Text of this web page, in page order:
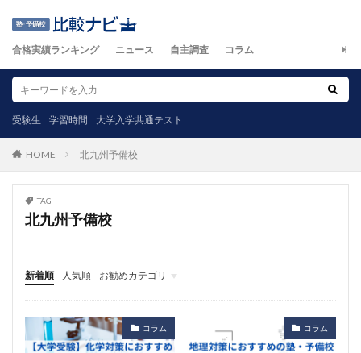
合格実績ランキング ニュース 自主調査 コラム
受験生 学習時間 大学入学共通テスト
HOME 北九州予備校
TAG
北九州予備校
新着順 人気順
お勧めカテゴリ
ニュース
自主調査
コラム
カテゴリ
コラム コラム